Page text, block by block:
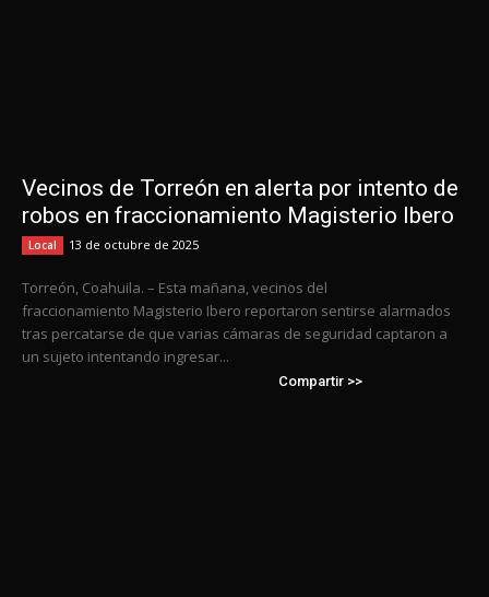
Vecinos de Torreón en alerta por intento de
robos en fraccionamiento Magisterio Ibero
Local 13 de octubre de 2025
Torreón, Coahuila. – Esta mañana, vecinos del
fraccionamiento Magisterio Ibero reportaron sentirse alarmados
tras percatarse de que varias cámaras de seguridad captaron a
un sujeto intentando ingresar...
Compartir >>